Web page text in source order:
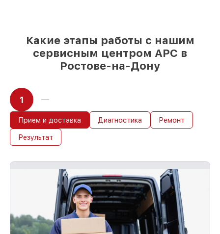
условии, что обслуживание начинается
сразу
Какие этапы работы с нашим
сервисным центром APC в
Ростове-на-Дону
1
Прием и доставка Диагностика Ремонт
Результат